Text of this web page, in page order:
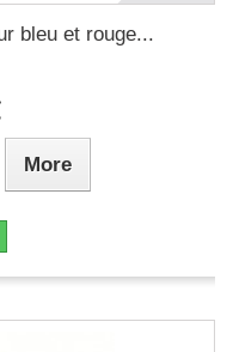
bleu et rouge...
More